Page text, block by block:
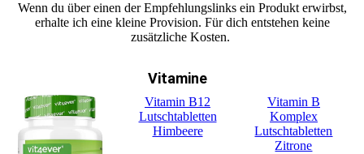
Wenn du über einen der Empfehlungslinks ein Produkt erwirbst,
erhalte ich eine kleine Provision. Für dich entstehen keine
zusätzliche Kosten.
Vitamine
Vitamin B12
Lutschtabletten
Himbeere
Vitamin B
Komplex
Lutschtabletten
Zitrone